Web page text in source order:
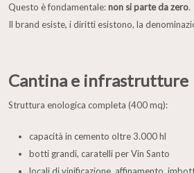
Questo è fondamentale:non si parte da zero.
Il brand esiste, i diritti esistono, la
Cantina e infrastrutture
Struttura enologica completa (400 mq):
capacità in cemento oltre 3.000 hl
botti grandi, caratelli per Vin Santo
locali di vinificazione, affinamento,